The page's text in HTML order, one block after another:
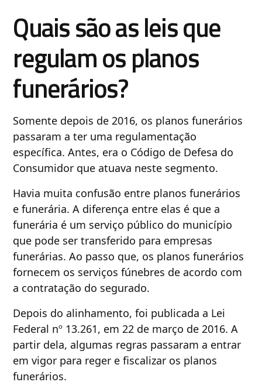
Quais são as leis que
regulam os planos
funerários?
Somente depois de 2016, os planos funerários
passaram a ter uma regulamentação
específica. Antes, era o Código de Defesa do
Consumidor que atuava neste segmento.
Havia muita confusão entre planos funerários
e funerária. A diferença entre elas é que a
funerária é um serviço público do município
que pode ser transferido para empresas
funerárias. Ao passo que, os planos funerários
fornecem os serviços fúnebres de acordo com
a contratação do segurado.
Depois do alinhamento, foi publicada a Lei
Federal nº 13.261, em 22 de março de 2016. A
partir dela, algumas regras passaram a entrar
em vigor para reger e fiscalizar os planos
funerários.